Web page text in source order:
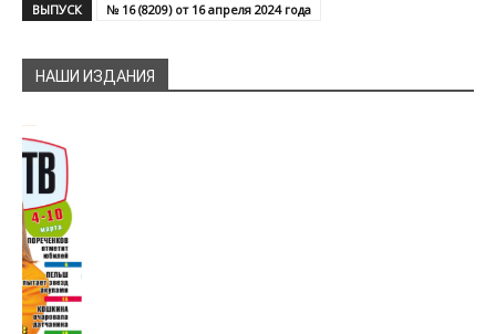
ВЫПУСК № 16 (8209) от 16 апреля 2024 года
НАШИ ИЗДАНИЯ